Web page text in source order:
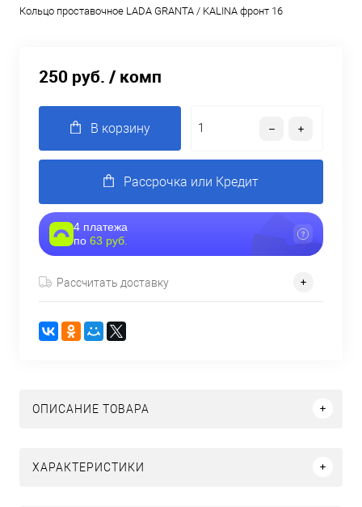
Кольцо проставочное LADA GRANTA / KALINA фронт 16
250 руб. / комп
В корзину
Рассрочка или Кредит
4 платежа
по 63 руб.
Рассчитать доставку
ОПИСАНИЕ ТОВАРА
ХАРАКТЕРИСТИКИ